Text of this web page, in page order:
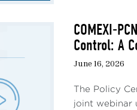
COMEXI-
Control: A
June 16, 2026
The Policy
joint webinar